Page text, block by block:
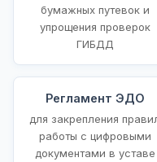
бумажных путевок и
упрощения проверок
ГИБДД
Регламент ЭДО
для закрепления
работы с цифровыми
документами в уставе